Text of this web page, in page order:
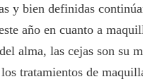
y bien definidas
año en cuanto a
alma, las cejas son su
tratamientos de